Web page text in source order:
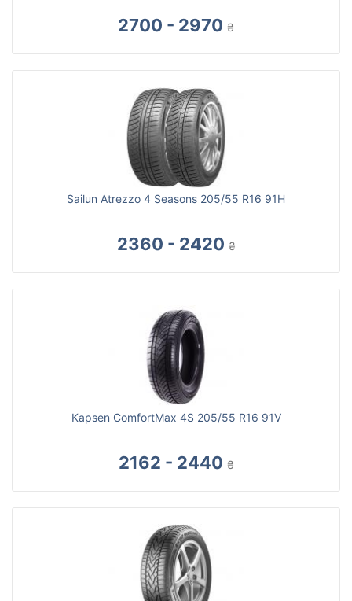
2700 - 2970 ₴
Sailun Atrezzo 4 Seasons 205/55 R16 91H
2360 - 2420 ₴
Kapsen ComfortMax 4S 205/55 R16 91V
2162 - 2440 ₴